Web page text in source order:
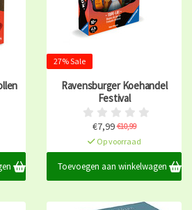
27% Sale
Ravensburger Koehandel
Festival
€7,99 €10,99
Op voorraad
Toevoegen aan winkelwagen